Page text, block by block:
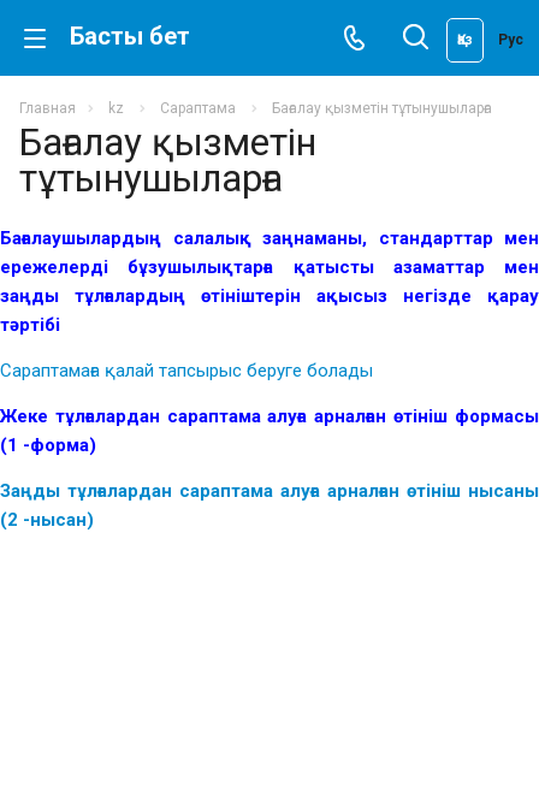
Басты бет Қаз Рус
Главная kz Сараптама Бағалау қызметін тұтынушыларға
Бағалау қызметін
тұтынушыларға
Бағалаушылардың салалық заңнаманы, стандарттар мен
ережелерді бұзушылықтарға қатысты азаматтар мен
заңды тұлғалардың өтініштерін ақысыз негізде қарау
тәртібі
Сараптамаға қалай тапсырыс беруге болады
Жеке тұлғалардан сараптама алуға арналған өтініш формасы
(1 -форма)
Заңды тұлғалардан сараптама алуға арналған өтініш нысаны
(2 -нысан)